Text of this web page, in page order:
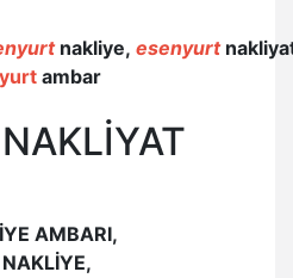
nakliye, esenyurt
ambar
AMBARI,